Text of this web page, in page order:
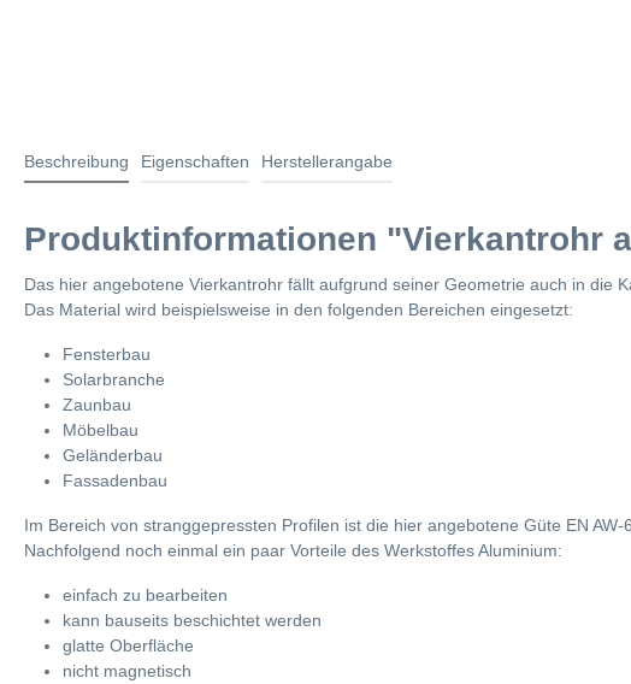
Beschreibung Eigenschaften Herstellerangabe
Produktinformationen "Vierkantrohr
Das hier angebotene Vierkantrohr fällt aufgrund seiner Geometrie auch in die
Das Material wird beispielsweise in den folgenden Bereichen eingesetzt:
Fensterbau
Solarbranche
Zaunbau
Möbelbau
Geländerbau
Fassadenbau
Im Bereich von stranggepressten Profilen ist die hier angebotene Güte EN
Nachfolgend noch einmal ein paar Vorteile des Werkstoffes Aluminium:
einfach zu bearbeiten
kann bauseits beschichtet werden
glatte Oberfläche
nicht magnetisch